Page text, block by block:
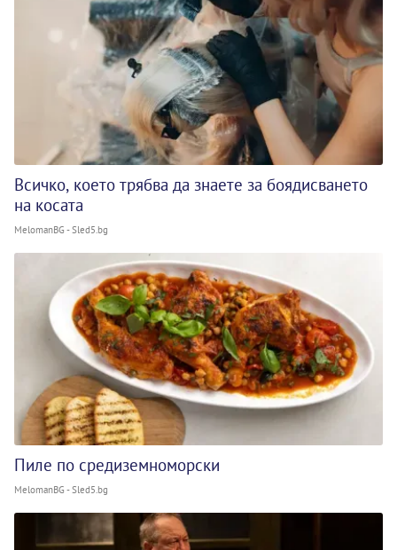
Всичко, което трябва да знаете за боядисването
на косата
MelomanBG - Sled5.bg
Пиле по средиземноморски
MelomanBG - Sled5.bg